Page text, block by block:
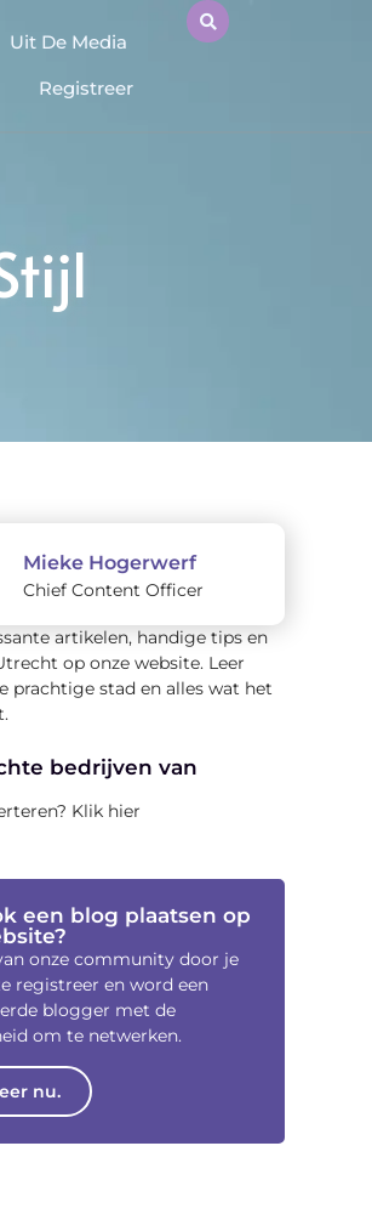
Uit De Media
Registreer
Mieke Hogerwerf
Chief Content Officer
artikelen, handige tips en
op onze website. Leer
prachtige stad en alles wat het
bedrijven van
Klik hier
een blog plaatsen op
onze community door je
registreer en word een
blogger met de
om te netwerken.
nu.